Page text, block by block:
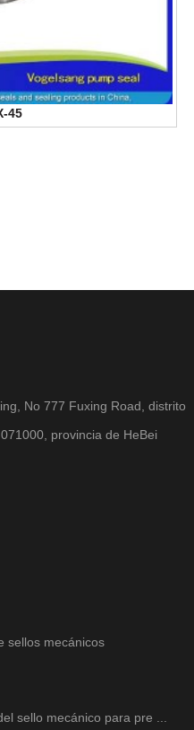
45
No 777 Fuxing Road, distrito
provincia de HeBei
sellos mecánicos
sello mecánico para pre ...